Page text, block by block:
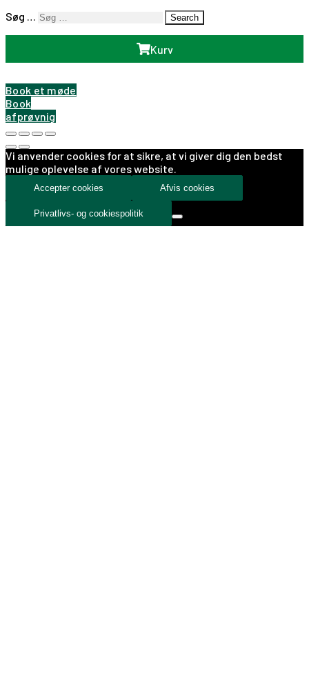
Søg …
Search
Kurv
Book et møde
Book
afprøvnig
Vi anvender cookies for at sikre, at vi giver dig den bedst
mulige oplevelse af vores website.
Accepter cookies Afvis cookies
Privatlivs- og cookiespolitik